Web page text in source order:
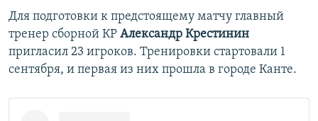
Для подготовки к предстоящему матчу главный
тренер сборной КР Александр Крестинин
пригласил 23 игроков. Тренировки стартовали 1
сентября, и первая из них прошла в городе Канте.